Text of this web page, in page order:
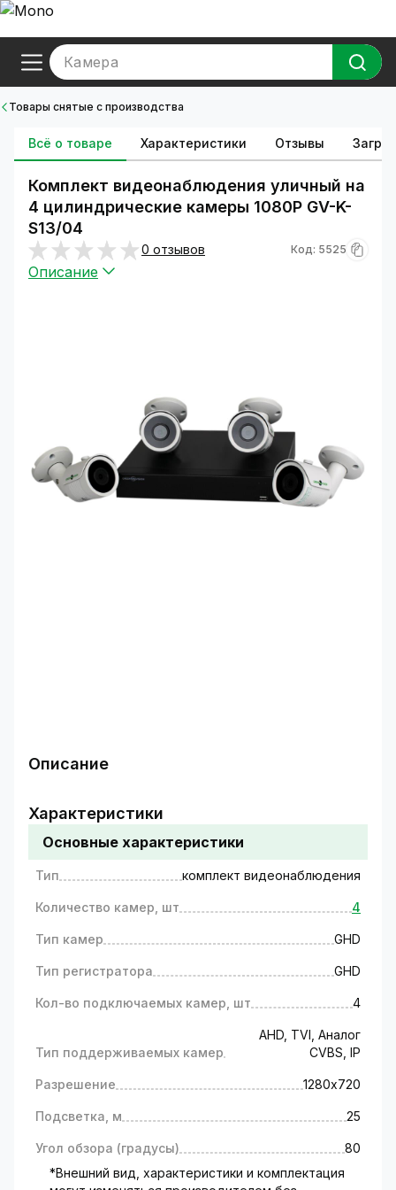
Камера
Товары снятые с производства
Всё о товаре Характеристики Отзывы
Комплект видеонаблюдения уличный на
4 цилиндрические камеры 1080P GV-K-
S13/04
0 отзывов Код: 5525
Описание
Описание
частного дома на 4 камеры
Готовые комплекты
Комплекты видеонаблюдения GreenVision –
эффективное решение для контроля
Купить комплект видеонаблюдения
на 4 камеры в Украине: почему это
выгодно?
от модели) нижеобщих затрат, если вы
решите приобретать оборудование для
системы видеонаблюдения по отдельности.
100% совместимость всех элементов
Характеристики
Основные характеристики
Тип комплект видеонаблюдения
Количество камер, шт 4
Тип камер GHD
Тип регистратора GHD
Кол-во подключаемых камер, шт 4
Тип поддерживаемых камер
AHD, TVI, Аналог
CVBS, IP
Разрешение 1280х720
Подсветка, м 25
Угол обзора (градусы)
80
*Внешний вид, характеристики и комплектация